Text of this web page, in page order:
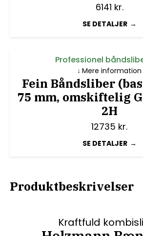
6141 kr.
SE DETALJER
Professionel
Fein Båndsliber
75 mm, omskiftelig
2H
12735 kr.
SE DETALJER
Mere information
Produktbeskrivelser
Kraftfuld